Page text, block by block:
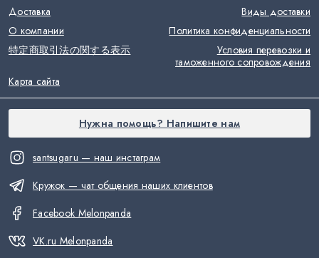
santsugaru — наш инстаграм
Кружок — чат общения наших клиентов
Facebook Melonpanda
VK.ru Melonpanda
Доставка
Виды доставки
О компании
Политика конфиденциальности
特定商取引法の関する表示
Условия перевозки и
таможенного сопровождения
Карта сайта
Нужна помощь? Напишите нам